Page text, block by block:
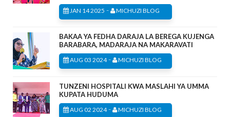
JAN 14 2025 - MICHUZI BLOG
BAKAA YA FEDHA DARAJA LA BEREGA KUJENGA
BARABARA, MADARAJA NA MAKARAVATI
AUG 03 2024- MICHUZI BLOG
TUNZENI HOSPITALI KWA MASLAHI YA UMMA
KUPATA HUDUMA
AUG 02 2024- MICHUZI BLOG